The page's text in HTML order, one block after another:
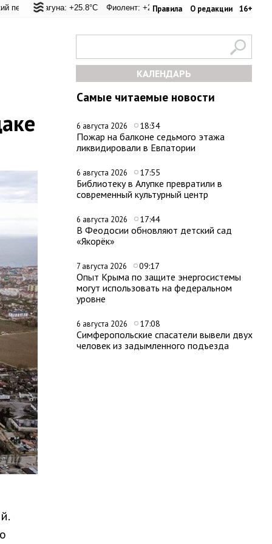
Правила О редакции 16+
+25.8°C Фиолент: +26.1°C Казачья бухта: +26.2°C Херсонес:
Евпатория: +32°C Керчь: +33.1°C Никитский сад: +28.4°C
КАЛЕНДАРЬ
Самые читаемые новости
6 августа 2026 18:34
Пожар на балконе седьмого этажа
ликвидировали в Евпатории
6 августа 2026 17:55
Библиотеку в Алупке превратили в
современный культурный центр
6 августа 2026 17:44
В Феодосии обновляют детский сад
«Якорёк»
7 августа 2026 09:17
Опыт Крыма по защите энергосистемы
могут использовать на федеральном
уровне
6 августа 2026 17:08
Симферопольские спасатели вывели двух
человек из задымленного подъезда